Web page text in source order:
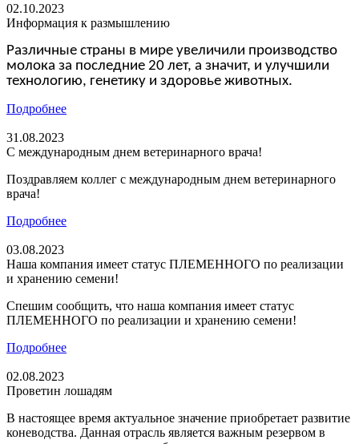
02.10.2023
Информация к размышлению
Различные страны в мире увеличили производство
молока за последние 20 лет, а значит, и улучшили
технологию, генетику и здоровье животных.
Подробнее
31.08.2023
С международным днем ветеринарного врача!
Поздравляем коллег с международным днем ветеринарного
врача!
Подробнее
03.08.2023
Наша компания имеет статус ПЛЕМЕННОГО по реализации
и хранению семени!
Спешим сообщить, что наша компания имеет статус
ПЛЕМЕННОГО по реализации и хранению семени!
Подробнее
02.08.2023
Проветин лошадям
В настоящее время актуальное значение приобретает развитие
коневодства. Данная отрасль является важным резервом в